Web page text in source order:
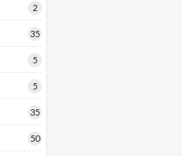
2
35
5
5
35
50